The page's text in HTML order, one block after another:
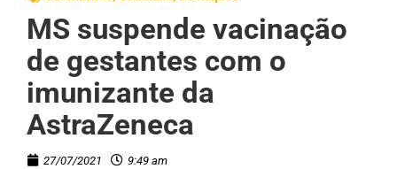
MS suspende vacinação
de gestantes com o
imunizante da
AstraZeneca
27/07/2021 9:49 am